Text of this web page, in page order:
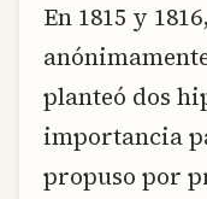
En 1815 y
planteó dos
importancia
propuso por